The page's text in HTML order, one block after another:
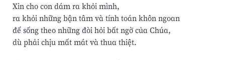
Xin cho con dám ra khỏi mình,
ra khỏi những bận tâm và tính toán khôn ngoan
để sống theo những đòi hỏi bất ngờ của Chúa,
dù phải chịu mất mát và thua thiệt.